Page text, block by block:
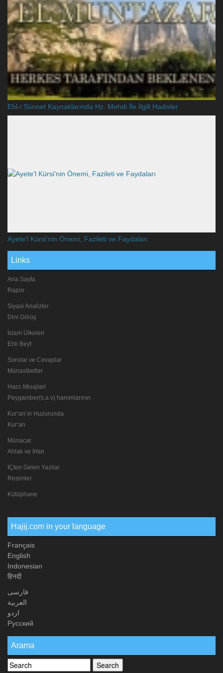
Ehl-i Sünnet Kaynaklarında Hz. Mehdi İle İlgili Hadisler
Ayete'l Kürsi'nin Önemi, Fazileti ve Faydaları
Links
Ana Sayfa
Rapor
Siyasi Analizler
Dini Görüş
İslam Ülkeleri
Ehli Beyt
Sorular ve Cevaplar
Münasibetler
Hacc Misajlari
Peygamber(s.a.v) hanımlarının
Kur’an’ın Huzurunda
Kur’an
Münacat
Ahlak ve İrfan
İÇten Gelen Yazilar
Resimler
Kütüphane
Hajij.com in your language
Français
English
Indonesian
हिनदी
فارسی
العربیة
اردو
Русский
Arama